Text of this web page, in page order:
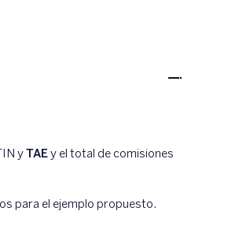
yTAEy el total de comisiones
para el ejemplo propuesto.